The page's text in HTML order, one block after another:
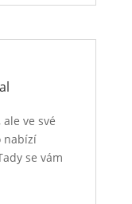
ve své
nabízí
se vám